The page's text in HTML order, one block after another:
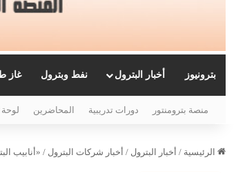
بترونيوز أخبار البترول نفط وبترول غاز
منصة بترومنتور دورات تدريبية المحاضرين لوحة
الرئيسية / أخبار البترول / أخبار شركات البترول / «أنابيب